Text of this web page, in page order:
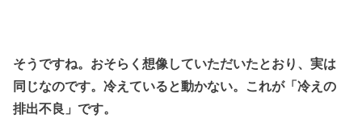
そうですね。おそらく想像していただいたとおり、実は
同じなのです。冷えていると動かない。これが「冷えの
排出不良」です。